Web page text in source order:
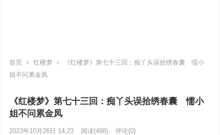
首页 红楼梦
《红楼梦》第七十三回：痴丫头误拾绣春囊 懦小
姐不问累金凤
《红楼梦》第七十三回：痴丫头误拾绣春囊 懦小
姐不问累金凤
2023年10月26日 14:23 阅读(488) 评论(0)